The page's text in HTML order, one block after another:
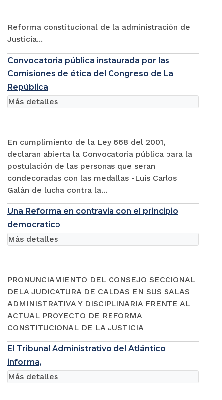
Reforma constitucional de la administración de
Justicia...
Convocatoria pública instaurada por las
Comisiones de ética del Congreso de La
República
En cumplimiento de la Ley 668 del 2001,
declaran abierta la Convocatoria pública para la
postulación de las personas que seran
condecoradas con las medallas -Luis Carlos
Galán de lucha contra la...
Más detalles
Una Reforma en contravia con el principio
democratico
PRONUNCIAMIENTO DEL CONSEJO SECCIONAL
DELA JUDICATURA DE CALDAS EN SUS SALAS
ADMINISTRATIVA Y DISCIPLINARIA FRENTE AL
ACTUAL PROYECTO DE REFORMA
CONSTITUCIONAL DE LA JUSTICIA
Más detalles
El Tribunal Administrativo del Atlántico
informa,
Más detalles